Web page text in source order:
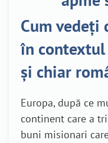
Cum vedeți
în
și chiar
Europa, după ce
continent care a
buni misionari